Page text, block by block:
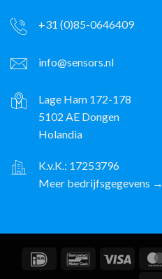
+31 (0)85-0646409
info@sensors.nl
Lage Ham 172-178
5102 AE Dongen
Holandia
K.v.K.: 17253796
Meer bedrijfsgegevens →
IDeal BancontactWiza